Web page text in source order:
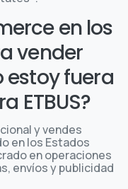
en los
vender
fuera
ETBUS?
y vendes
en los Estados
en operaciones
envíos y publicidad